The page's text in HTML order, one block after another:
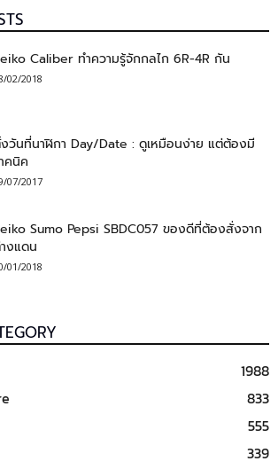
Caliber ทำความรู้จักกลไก 6R-4R กัน
02/2018
วันที่นาฬิกา Day/Date : ดูเหมือนง่าย แต่ต้องมี
คนิค
07/2017
Sumo Pepsi SBDC057 ของดีที่ต้องสั่งจาก
งแดน
01/2018
1988
833
555
339